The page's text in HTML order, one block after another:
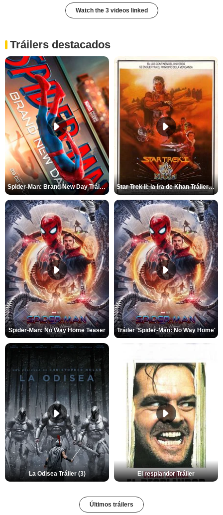
Watch the 3 videos linked
Tráilers destacados
Spider-Man: Brand New Day Tráiler (3) Star Trek II: la ira de Khan Tráiler VO
Spider-Man: No Way Home Teaser Tráiler 'Spider-Man: No Way Home'
La Odisea Tráiler (3) El resplandor Tráiler
Últimos tráilers